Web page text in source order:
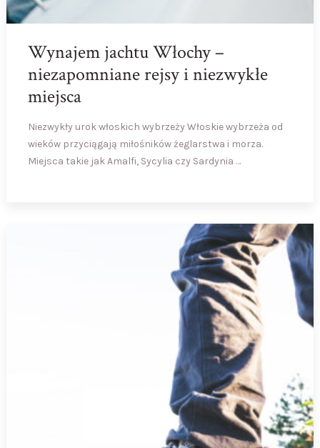
Wynajem jachtu Włochy –
niezapomniane rejsy i niezwykłe
miejsca
Niezwykły urok włoskich wybrzeży Włoskie wybrzeża od
wieków przyciągają miłośników żeglarstwa i morza.
Miejsca takie jak Amalfi, Sycylia czy Sardynia …